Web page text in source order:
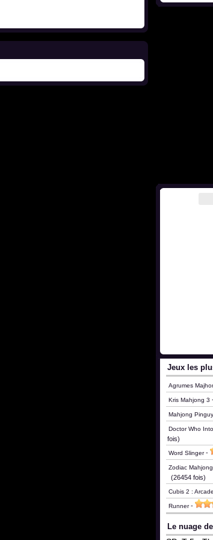
Jeux les
Agrumes
Kris Mahjong 3
Mahjong Pinguy
Doctor Who
fois)
Word Slinger-
Zodiac
(26454 fois)
Cubis 2 : Arcade
Runner-
Le nuage